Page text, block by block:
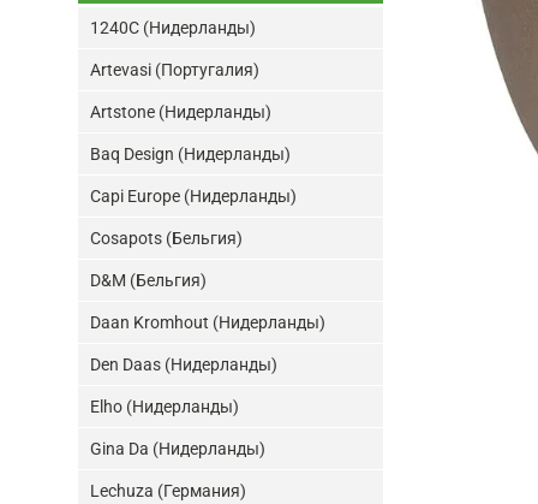
1240C (Нидерланды)
Artevasi (Португалия)
Artstone (Нидерланды)
Baq Design (Нидерланды)
Capi Europe (Нидерланды)
Cosapots (Бельгия)
D&M (Бельгия)
Daan Kromhout (Нидерланды)
Den Daas (Нидерланды)
Elho (Нидерланды)
Gina Da (Нидерланды)
Lechuza (Германия)